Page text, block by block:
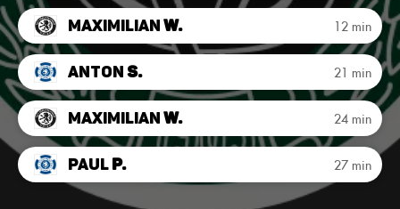
MaximilianW. 12 min
AntonS. 21 min
MaximilianW. 24 min
PaulP. 27 min